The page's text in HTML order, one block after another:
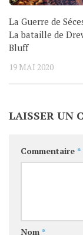
La Guerre de
La bataille de
Bluff
19 MAI 2020
LAISSER UN
Commentaire *
Nom *